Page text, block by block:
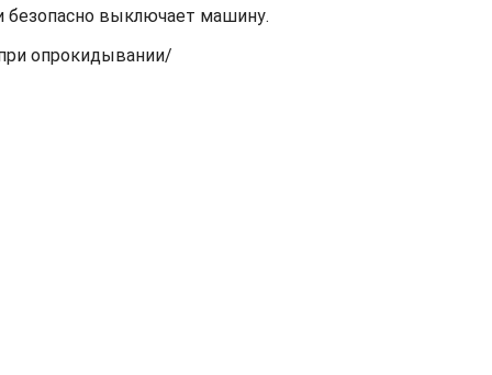
безопасно выключает машину.
опрокидывании/